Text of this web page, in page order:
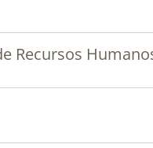
Recursos